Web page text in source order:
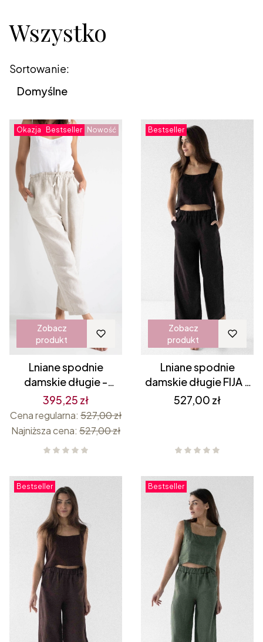
Wszystko
Lista produktów
Sortowanie:
Domyślne
Okazja Bestseller Nowość
Zobacz
produkt
Lniane spodnie
damskie długie -
Naturalne 24h
395,25 zł
Cena regularna: 527,00 zł
Najniższa cena: 527,00 zł
Bestseller
Zobacz
produkt
Lniane spodnie
damskie długie FIJA -
CZARNE
Cena
527,00 zł
Bestseller Bestseller